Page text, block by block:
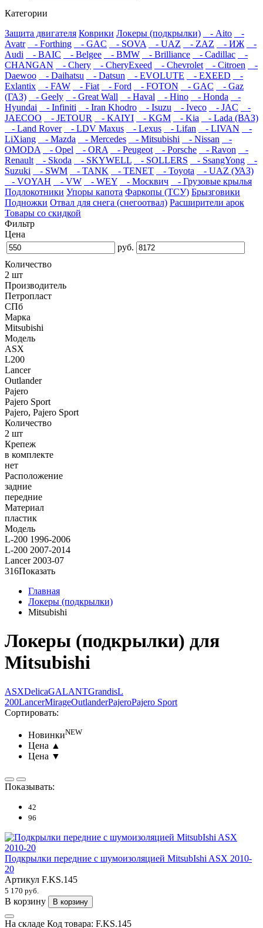
Категории
Защита двигателя Коврики Локеры (подкрылки) - Aito
-
Avatr
- Forthing - GAC - SOVA - UAZ - ZAZ - ИЖ
-
Audi
- BAIC - Belgee - BMW - Brilliance - Cadillac
-
CHANGAN
- Chery - CheryExeed - Chevrolet - Citroen
-
Daewoo
- Daihatsu - Datsun - EVOLUTE - EXEED
-
Exlantix
- FAW - Fiat - Ford - FOTON - GAC
- Gaz
(ГАЗ)
- Geely - Great Wall - Haval - Hino - Honda
-
Hyundai
- Infiniti - Iran Khodro - Isuzu - Iveco - JAC
-
JAECOO
- JETOUR - KAIYI - KGM - Kia
- Lada (ВАЗ)
- Land Rover
- LDV Maxus - Lexus - Lifan - LIVAN
-
LiXiang
- Mazda - Mercedes - Mitsubishi - Nissan
-
OMODA
- Opel - ORA - Peugeot - Porsche - Ravon
-
Renault
- Skoda - SKYWELL - SOLLERS - SsangYong
-
Suzuki
- SWM - TANK - TENET - Toyota
- UAZ (УАЗ)
- VOYAH
- VW - WEY - Москвич
- Грузовые крылья
Подлокотники Упоры капота Фаркопы (ТСУ) Брызговики
Подножки Отвал для снега (снегоотвал) Расширители арок
Товары со скидкой
Фильтр
Цена
руб.
Количество
2 шт
Производитель
Петропласт
СПб
Марка
Mitsubishi
Модель
ASX
L200
Lancer
Outlander
Pajero
Pajero Sport
Pajero, Pajero Sport
Количество
2 шт
Крепеж
в комплекте
нет
Расположение
задние
передние
Материал
пластик
Модель
L-200 1996-2006
L-200 2007-2014
Lancer 2003-07
316Показать
Главная
Локеры (подкрылки)
Mitsubishi
Локеры (подкрылки) для
Mitsubishi
ASXDelicaGALANTGrandisL
200LancerMirageOutlanderPajeroPajero Sport
Сортировать:
НовинкиNEW
Цена ▲
Цена ▼
Показывать:
42
96
Подкрылки передние с шумоизоляцией MitsubIshi ASX 2010-
20
Артикул F.KS.145
5 170 руб.
В корзину В корзину
На складе Код товара: F.KS.145